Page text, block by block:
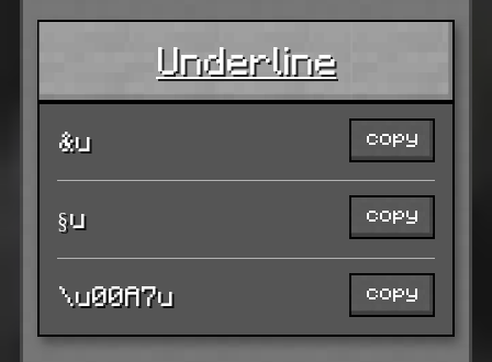
Underline
&u copy
§u copy
\u00A7u copy